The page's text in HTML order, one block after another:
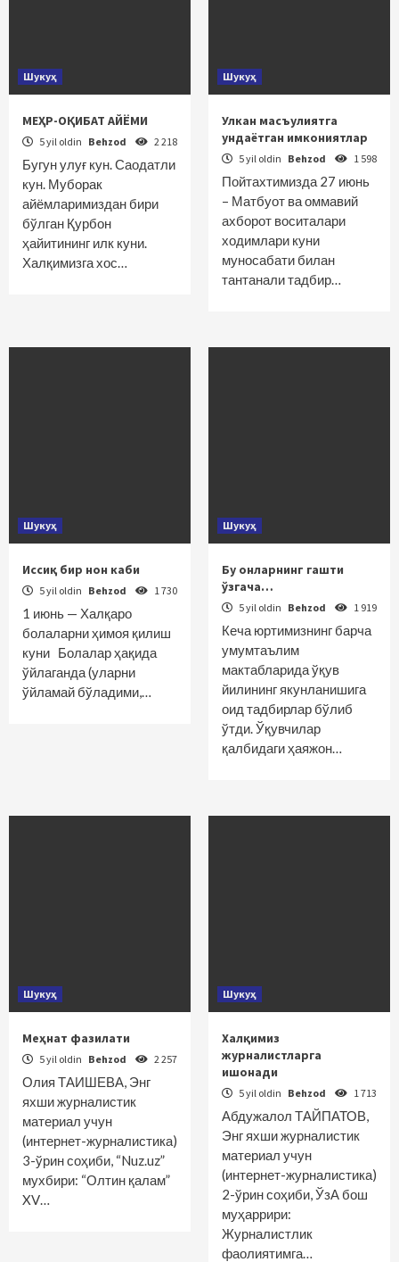
Шукуҳ
МЕҲР-ОҚИБАТ АЙЁМИ
5 yil oldin Behzod 2 218
Бугун улуғ кун. Саодатли
кун. Муборак
айёмларимиздан бири
бўлган Қурбон
ҳайитининг илк куни.
Халқимизга хос…
Шукуҳ
Улкан масъулиятга
ундаётган имкониятлар
5 yil oldin Behzod 1 598
Пойтахтимизда 27 июнь
– Матбуот ва оммавий
ахборот воситалари
ходимлари куни
муносабати билан
тантанали тадбир…
Шукуҳ
Иссиқ бир нон каби
5 yil oldin Behzod 1 730
1 июнь — Халқаро
болаларни ҳимоя қилиш
куни Болалар ҳақида
ўйлаганда (уларни
ўйламай бўладими,…
Шукуҳ
Бу онларнинг гашти
ўзгача…
5 yil oldin Behzod 1 919
Кеча юртимизнинг барча
умумтаълим
мактабларида ўқув
йилининг якунланишига
оид тадбирлар бўлиб
ўтди. Ўқувчилар
қалбидаги ҳаяжон…
Шукуҳ
Меҳнат фазилати
5 yil oldin Behzod 2 257
Олия ТАИШЕВА, Энг
яхши журналистик
материал учун
(интернет-журналистика)
3-ўрин соҳиби, “Nuz.uz”
мухбири: “Олтин қалам”
XV…
Шукуҳ
Халқимиз
журналистларга
ишонади
5 yil oldin Behzod 1 713
Абдужалол ТАЙПАТОВ,
Энг яхши журналистик
материал учун
(интернет-журналистика)
2-ўрин соҳиби, ЎзА бош
муҳаррири:
Журналистлик
фаолиятимга…